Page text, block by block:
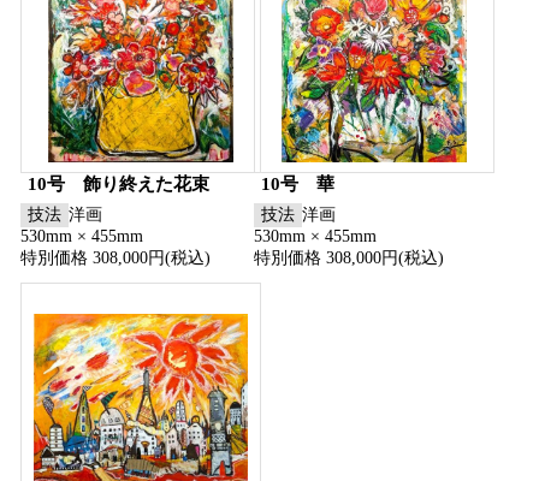
10号 飾り終えた花束
技法 洋画
530mm × 455mm
特別価格 308,000円(税込)
10号 華
技法 洋画
530mm × 455mm
特別価格 308,000円(税込)